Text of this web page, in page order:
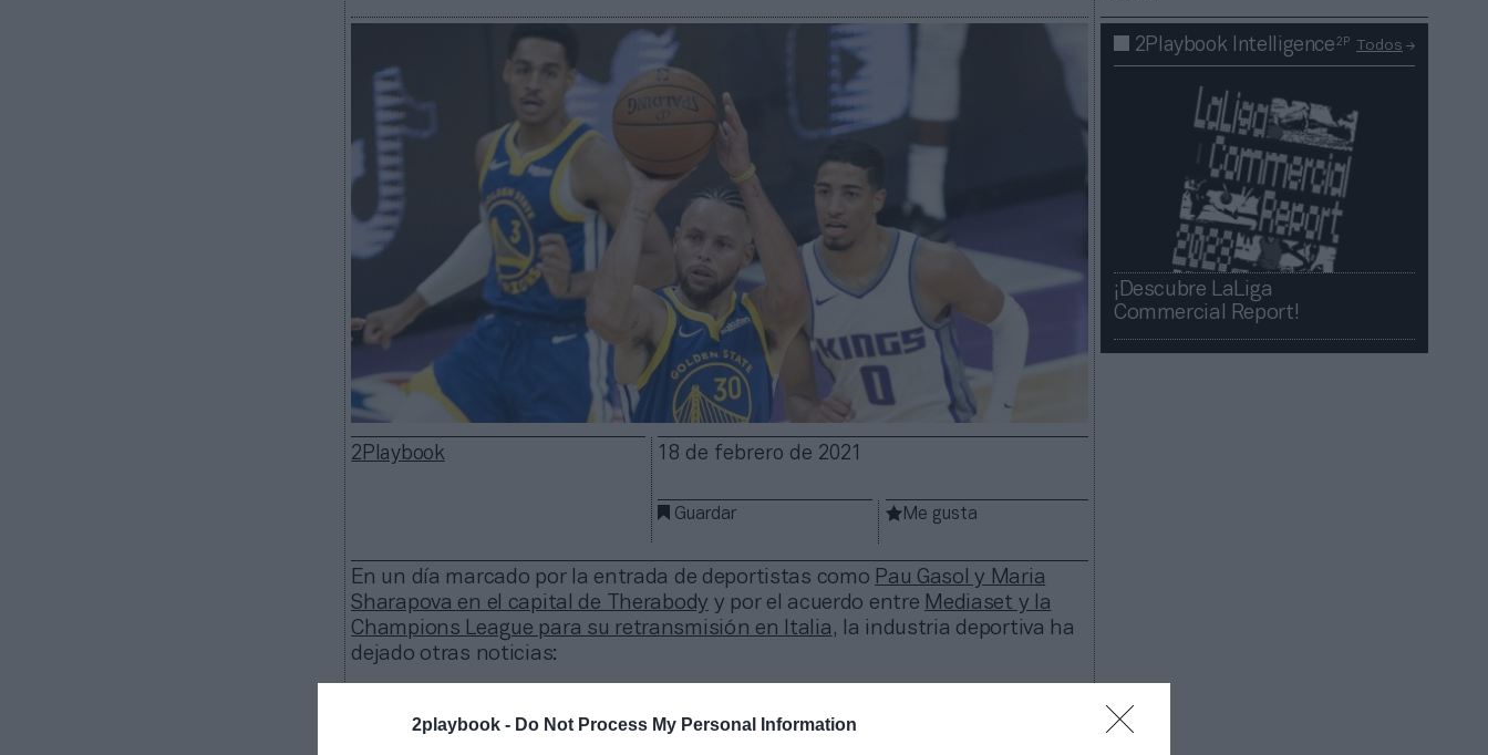
2playbook - Do Not Process My Personal Information
2Playbook 18 de febrero de 2021
Guardar Me gusta
En un día marcado por la entrada de deportistas como Pau Gasol y Maria
Sharapova en el capital de Therabody y por el acuerdo entre Mediaset y la
Champions League para su retransmisión en Italia , la industria deportiva ha
dejado otras noticias:
La UFC firma con TikTok para emitir contenidos de sus peleas a través
2Playbook Intelligence2P Todos
¡Descubre LaLiga
Commercial Report!​​